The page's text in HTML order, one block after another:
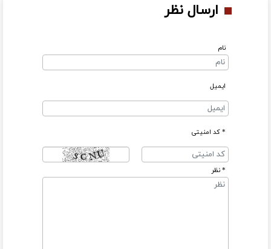
ارسال نظر
نام
ایمیل
* کد امنیتی
* نظر